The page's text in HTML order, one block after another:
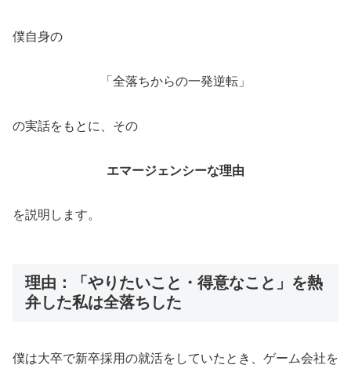
僕自身の
「全落ちからの一発逆転」
の実話をもとに、その
エマージェンシーな理由
を説明します。
理由：「やりたいこと・得意なこと」を熱
弁した私は全落ちした
僕は大卒で新卒採用の就活をしていたとき、ゲーム会社を